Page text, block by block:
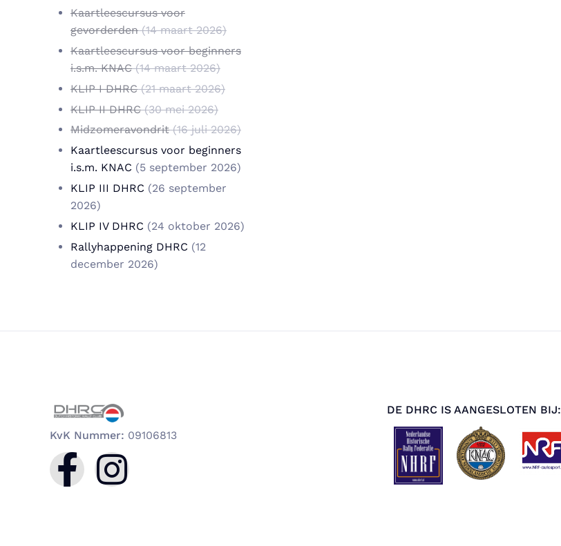
Kaartleescursus voor
gevorderden(14 maart 2026)
Kaartleescursus voor beginners
i.s.m. KNAC(14 maart 2026)
KLIP I DHRC(21 maart 2026)
KLIP II DHRC(30 mei 2026)
Midzomeravondrit(16 juli 2026)
Kaartleescursus voor beginners
i.s.m. KNAC (5 september 2026)
KLIP III DHRC (26 september
2026)
KLIP IV DHRC (24 oktober 2026)
Rallyhappening DHRC (12
december 2026)
KvK Nummer: 09106813
DE DHRC IS AANGESLOTEN BIJ: